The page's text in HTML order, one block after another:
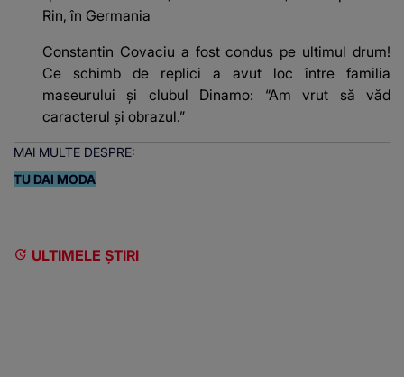
Rin, în Germania
Constantin Covaciu a fost condus pe ultimul drum!
Ce schimb de replici a avut loc între familia
maseurului și clubul Dinamo: “Am vrut să văd
caracterul și obrazul.”
MAI MULTE DESPRE:
TU DAI MODA
ULTIMELE ȘTIRI